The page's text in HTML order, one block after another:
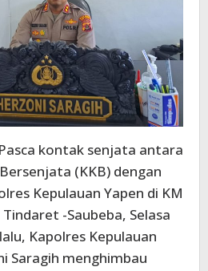
kontak senjata antara
(KKB) dengan
Kepulauan Yapen di KM
Tindaret -Saubeba, Selasa
Kapolres Kepulauan
Saragih menghimbau